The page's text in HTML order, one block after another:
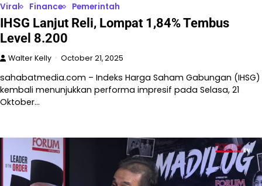
Viral Finance Pemerintah
IHSG Lanjut Reli, Lompat 1,84% Tembus
Level 8.200
Walter Kelly October 21, 2025
sahabatmedia.com – Indeks Harga Saham Gabungan (IHSG)
kembali menunjukkan performa impresif pada Selasa, 21
Oktober…